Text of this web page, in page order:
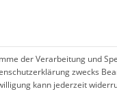
der Verarbeitung und
zwecks
kann jederzeit